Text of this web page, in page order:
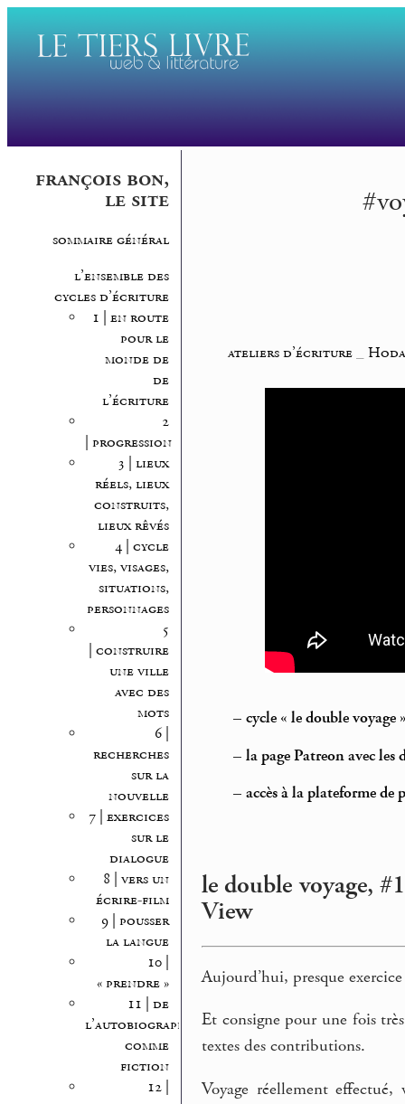
françois bon,
le site
sommaire général
l’ensemble des
cycles d’écriture
1 | en route
pour le
monde de
de
l’écriture
2
| progression
3 | lieux
réels, lieux
construits,
lieux rêvés
4 | cycle
vies, visages,
situations,
personnages
5
| construire
une ville
avec des
mots
6 |
recherches
sur la
nouvelle
7 | exercices
sur le
dialogue
8 | vers un
écrire-film
9 | pousser
la langue
10 |
« prendre »
11 | de
l’autobiographie
comme
fiction
12 |
ateliers d’écriture_
– cycle « le double voyage
– la page Patreon avec les
– accès à la plateforme
le double voyage,
View
Aujourd’hui, presque
Et consigne pour une fois
textes des contributions.
Voyage réellement